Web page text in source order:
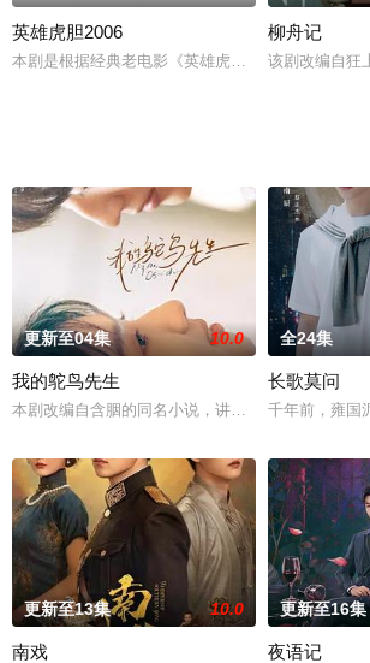
生身父母，当社牛设计师遭遇表达障碍霸总，沙雕
色军事变革，做好军事斗争准备为主题，以华北某
英雄虎胆2006
本剧是根据经典老电影《英雄虎胆》重新创作，却
柳舟记
该剧改编自狂
。鹿鸣村开了锅，村民大骂麦香是叛徒。麦香是
失踪......长安怪事扎堆？少年神探慕天行携竹马神
更新至04集 10.0
我的鸵鸟先生
本剧改编自含胭的同名小说，讲述了邻家女孩庞倩
全24集
长歌莫问
千年前，雍国
更新至13集 10.0
南戏
更新至16集
夜语记